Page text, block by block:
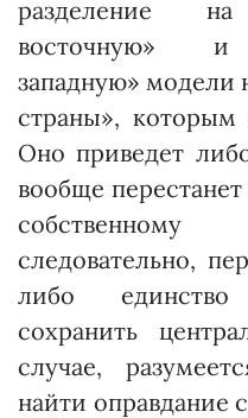
разделение на
восточную» и
западную» модели
страны», которым
Оно приведет
вообще
следовательно,
либо
сохранить
случае,
найти оп­равдание